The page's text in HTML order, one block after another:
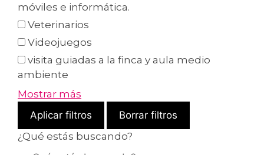
móviles e informática.
Veterinarios
Videojuegos
visita guiadas a la finca y aula medio
ambiente
Mostrar más
Aplicar filtros
Borrar filtros
¿Qué estás buscando?